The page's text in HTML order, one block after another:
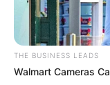
THE BUSINESS LEADS
Walmart Cameras